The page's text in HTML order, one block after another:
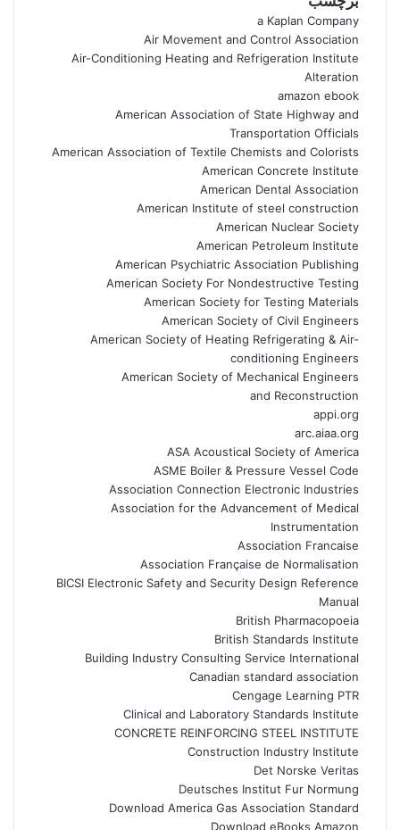
a Kaplan Company
Air Movement and Control Association
Air-Conditioning Heating and Refrigeration Institute
Alteration
amazon ebook
American Association of State Highway and
Transportation Officials
American Association of Textile Chemists and Colorists
American Concrete Institute
American Dental Association
American Institute of steel construction
American Nuclear Society
American Petroleum Institute
American Psychiatric Association Publishing
American Society For Nondestructive Testing
American Society for Testing Materials
American Society of Civil Engineers
American Society of Heating Refrigerating & Air-
conditioning Engineers
American Society of Mechanical Engineers
and Reconstruction
appi.org
arc.aiaa.org
ASA Acoustical Society of America
ASME Boiler & Pressure Vessel Code
Association Connection Electronic Industries
Association for the Advancement of Medical
Instrumentation
Association Francaise
Association Française de Normalisation
BICSI Electronic Safety and Security Design Reference
Manual
British Pharmacopoeia
British Standards Institute
Building Industry Consulting Service International
Canadian standard association
Cengage Learning PTR
Clinical and Laboratory Standards Institute
CONCRETE REINFORCING STEEL INSTITUTE
Construction Industry Institute
Det Norske Veritas
Deutsches Institut Fur Normung
Download America Gas Association Standard
Download eBooks Amazon